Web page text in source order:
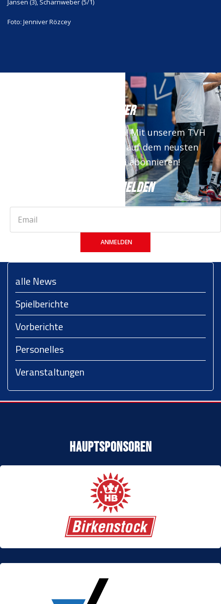
Jansen (3), Scharnweber (5/1)
Foto: Jenniver Rözcey
NEWSLETTER
Keine News mehr verpassen! Mit unserem TVH
Newsletter bist du immer auf dem neusten
Stand. Jetzt kostenfrei abonnieren!
JETZT ANMELDEN
ANMELDEN
alle News
Spielberichte
Vorberichte
Personelles
Veranstaltungen
Hauptsponsoren